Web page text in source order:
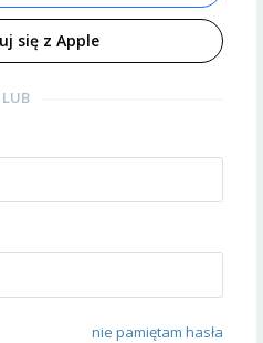
się z Apple
LUB
nie pamiętam hasła